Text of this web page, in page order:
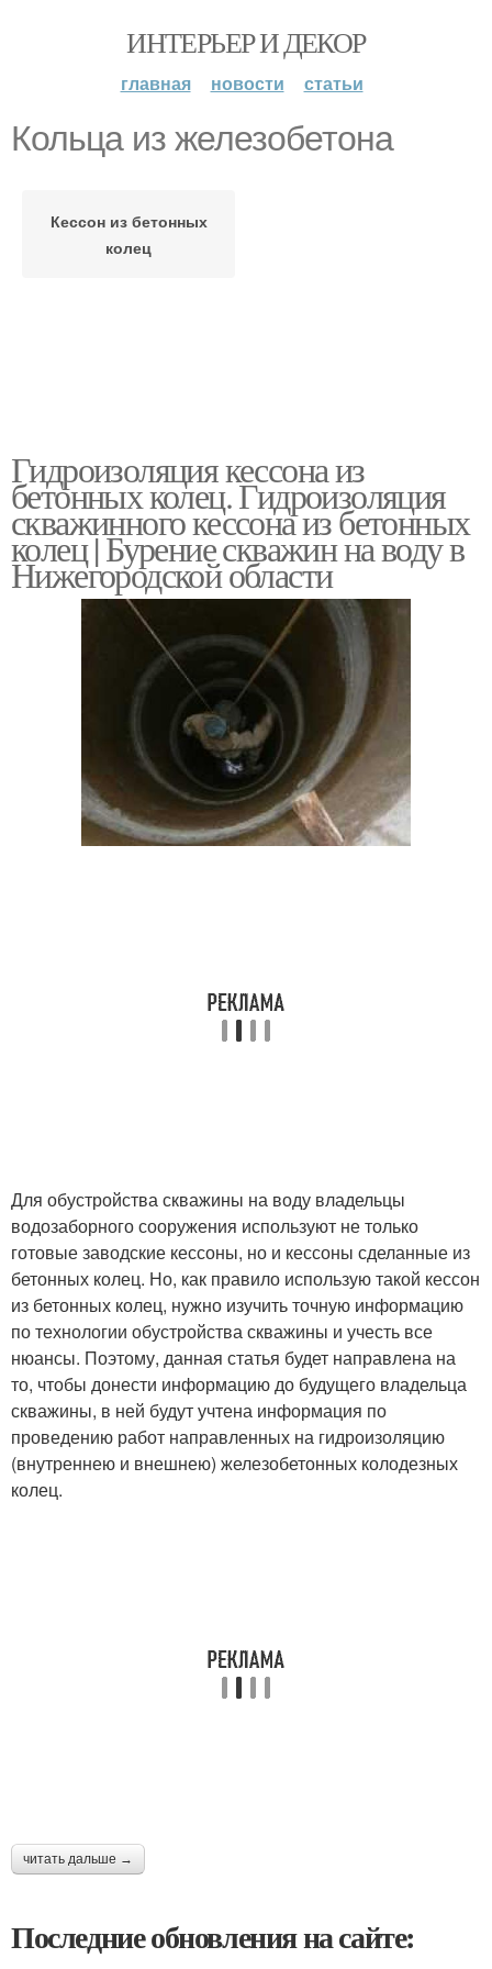
ИНТЕРЬЕР И ДЕКОР
главная новости статьи
Кольца из железобетона
Кессон из бетонных
колец
Гидроизоляция кессона из
бетонных колец. Гидроизоляция
скважинного кессона из бетонных
колец | Бурение скважин на воду в
Нижегородской области
Для обустройства скважины на воду владельцы
водозаборного сооружения используют не только
готовые заводские кессоны, но и кессоны сделанные из
бетонных колец. Но, как правило использую такой кессон
из бетонных колец, нужно изучить точную информацию
по технологии обустройства скважины и учесть все
нюансы. Поэтому, данная статья будет направлена на
то, чтобы донести информацию до будущего владельца
скважины, в ней будут учтена информация по
проведению работ направленных на гидроизоляцию
(внутреннею и внешнею) железобетонных колодезных
колец.
читать дальше →
Последние обновления на сайте: